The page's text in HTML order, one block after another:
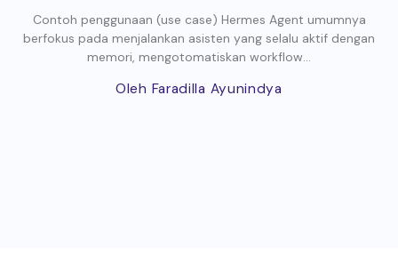
Contoh penggunaan (use case) Hermes Agent umumnya
berfokus pada menjalankan asisten yang selalu aktif dengan
memori, mengotomatiskan workflow...
Oleh Faradilla Ayunindya